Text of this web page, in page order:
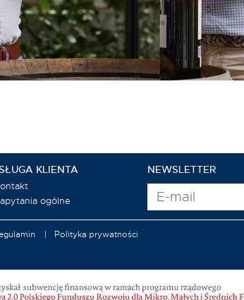
KLIENTA
ogólne
NEWSLETTER
Polityka prywatności